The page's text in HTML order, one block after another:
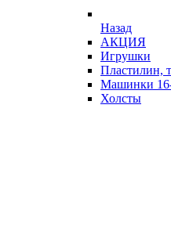
Назад
АКЦИЯ
Игрушки
Пластилин,
Машинки
Холсты